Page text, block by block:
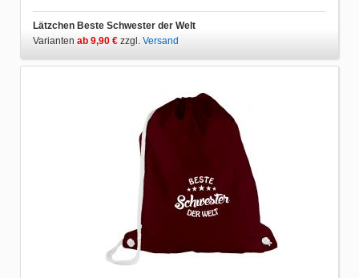
Lätzchen Beste Schwester der Welt
Varianten ab 9,90 € zzgl. Versand